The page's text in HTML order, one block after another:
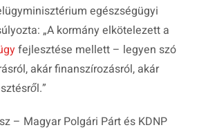
egészségügyi
„A kormány elkötelezett a
fejlesztése mellett – legyen szó
akár finanszírozásról, akár
”
– Magyar Polgári Párt és KDNP